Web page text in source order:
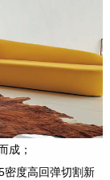
成；
密度高回弹切割新